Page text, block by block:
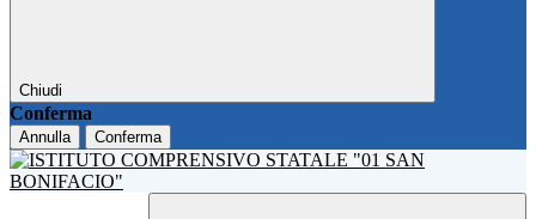
Chiudi
Conferma
Annulla Conferma